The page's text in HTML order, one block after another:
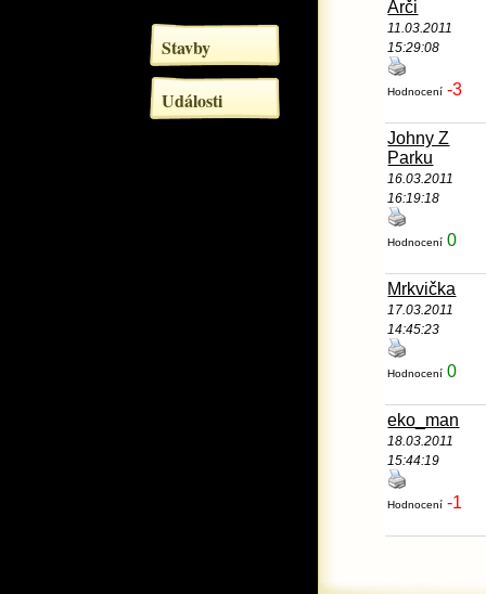
Stavby
Události
Arči
11.03.2011
15:29:08
Hodnocení -3
Johny Z
Parku
16.03.2011
16:19:18
Hodnocení 0
Mrkvička
17.03.2011
14:45:23
Hodnocení 0
eko_man
18.03.2011
15:44:19
Hodnocení -1